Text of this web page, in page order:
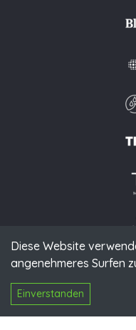
Diese Website
angenehmeres Surfen
Einverstanden
©